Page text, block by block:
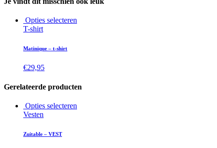
Opties selecteren
T-shirt
Matinique – t-shirt
€29,95
Gerelateerde producten
Opties selecteren
Vesten
Zuitable – VEST